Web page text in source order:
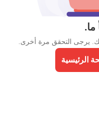
يرجى التحقق مرة أخرى.
الرئيسية